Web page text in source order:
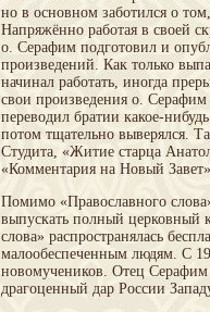
но в основном заботился о
Напряжённо работая в своей
о. Серафим подготовил и
произведений. Как только
начинал работать, иногда
свои произведения о.
переводил братии какое-
потом тщательно выверялся.
Студита, «Житие старца
«Комментария на Новый
Помимо «Православного
выпускать полный церковный
слова» распространялась
малообеспеченным людям. С
новомучеников. Отец Серафим
драгоценный дар России